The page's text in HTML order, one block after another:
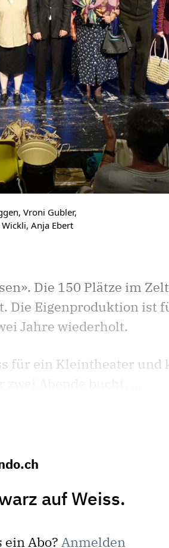
Vroni Gubler,
Anja Ebert
Die 150 Plätze im
Die Eigenproduktion ist
Jahre wiederholt.
für ein Kleintheater und
auf Weiss.
ein Abo? Anmelden